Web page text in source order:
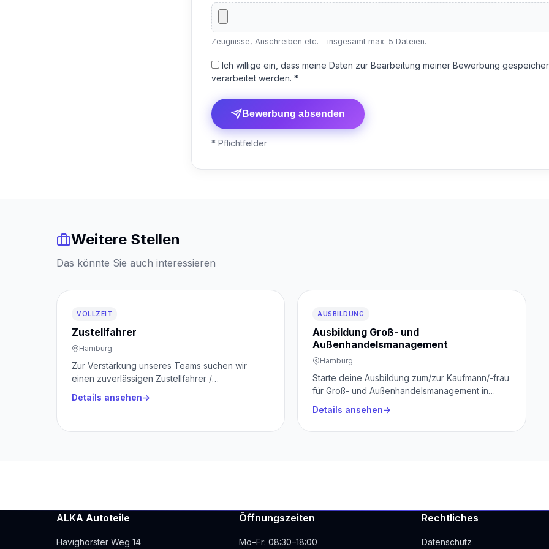
Zeugnisse, Anschreiben etc. – insgesamt max. 5 Dateien.
Ich willige ein, dass meine Daten zur Bearbeitung meiner Bewerbung
verarbeitet werden. *
Bewerbung absenden
* Pflichtfelder
Weitere Stellen
Das könnte Sie auch interessieren
VOLLZEIT
Zustellfahrer
Hamburg
Zur Verstärkung unseres Teams suchen wir
einen zuverlässigen Zustellfahrer /
Auslieferungsfahrer (m/w/d) in Vollzeit für feste
B2B-Touren im regionalen Gebiet mit eigener
Fahrzeugflotte.
Details ansehen
AUSBILDUNG
Ausbildung Groß- und
Außenhandelsmanagement
Hamburg
Starte deine Ausbildung zum/zur Kaufmann/-frau
für Groß- und Außenhandelsmanagement in
einem zukunftssicheren Unternehmen mit
starken Übernahmechancen und attraktivem
Azubi-Paket.
Details ansehen
ALKA Autoteile
Havighorster Weg 14
Öffnungszeiten
Mo–Fr: 08:30–18:00
Rechtliches
Datenschutz